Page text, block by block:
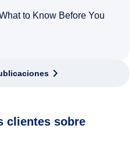
to Know Before You
clientes sobre